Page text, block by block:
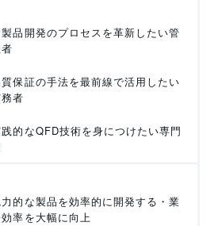
品開発のプロセスを革新したい管
保証の手法を最前線で活用したい
者
的なQFD技術を身につけたい専門
的な製品を効率的に開発する・業
率を大幅に向上